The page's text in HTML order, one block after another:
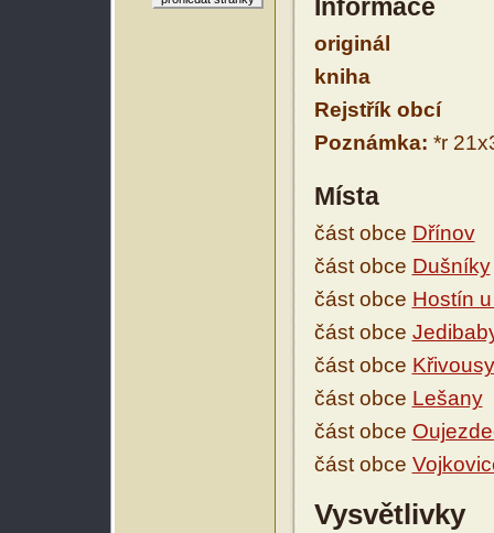
Informace
originál
kniha
Rejstřík obcí
Poznámka: *r
Místa
část obce Dřínov
část obce Dušníky
část obce Hostín
část obce
část obce Křivousy
část obce Lešany
část obce
část obce
Vysvětlivky